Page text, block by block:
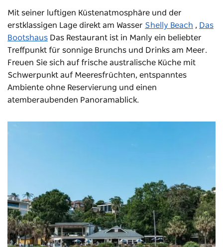
Mit seiner luftigen Küstenatmosphäre und der
erstklassigen Lage direkt am Wasser Shelly Beach , Das
Bootshaus Das Restaurant ist in Manly ein beliebter
Treffpunkt für sonnige Brunchs und Drinks am Meer.
Freuen Sie sich auf frische australische Küche mit
Schwerpunkt auf Meeresfrüchten, entspanntes
Ambiente ohne Reservierung und einen
atemberaubenden Panoramablick.